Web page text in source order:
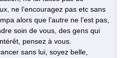
ne l’encouragez pas etc sans
alors que l’autre ne l’est pas,
soin de vous, des gens qui
pensez à vous.
sans lui, soyez belle,